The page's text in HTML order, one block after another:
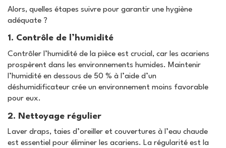
Alors, quelles étapes suivre pour garantir une hygiène
adéquate ?
1. Contrôle de l’humidité
Contrôler l’humidité de la pièce est crucial, car les acariens
prospèrent dans les environnements humides. Maintenir
l’humidité en dessous de 50 % à l’aide d’un
déshumidificateur crée un environnement moins favorable
pour eux.
2. Nettoyage régulier
Laver draps, taies d’oreiller et couvertures à l’eau chaude
est essentiel pour éliminer les acariens. La régularité est la